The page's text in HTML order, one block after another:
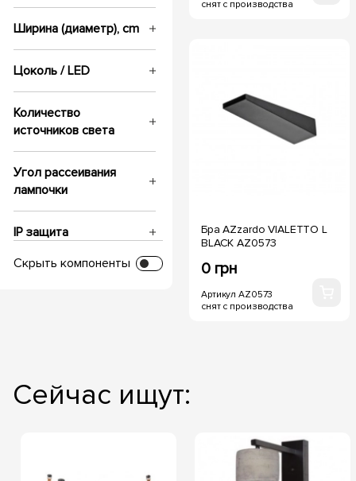
Ширина (диаметр), cm
Цоколь / LED
Количество
источников света
Угол рассеивания
лампочки
IP защита
Напряжение, V
Срок службы, часов
Скрыть компоненты
снят с производства
Бра AZzardo VIALETTO L
BLACK AZ0573
0 грн
Артикул AZ0573
снят с производства
Сейчас ищут: